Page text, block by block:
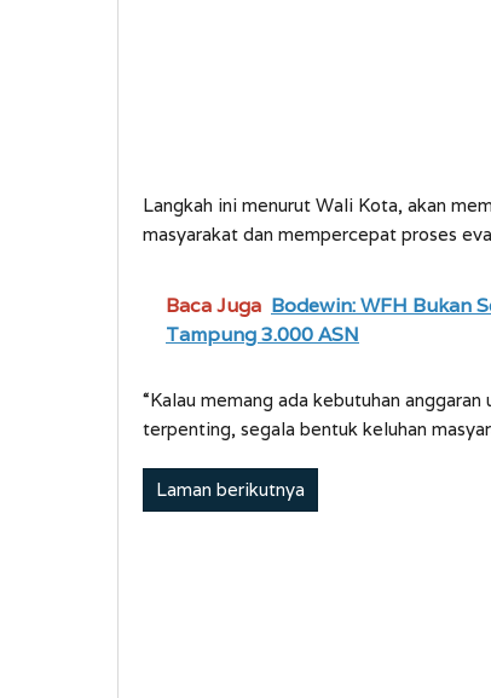
Langkah ini menurut Wali Kota, akan
masyarakat dan mempercepat proses
Baca Juga Bodewin: WFH Bukan
Tampung 3.000 ASN
“Kalau memang ada kebutuhan
terpenting, segala bentuk keluhan
Laman berikutnya